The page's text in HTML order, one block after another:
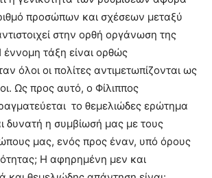
προσώπων και σχέσεων μεταξύ
στην ορθή οργάνωση της
τάξη είναι ορθώς
όλοι οι πολίτες αντιμετωπίζονται ως
Ως προς αυτό, ο Φίλιππος
το θεμελιώδες ερώτημα
δυνατή η συμβίωσή μας με τους
μας, ενός προς έναν, υπό όρους
Η αφηρημένη μεν και